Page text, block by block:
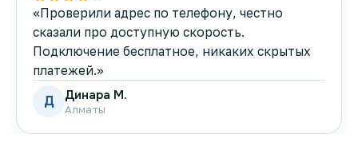
«Проверили адрес по телефону, честно
сказали про доступную скорость.
Подключение бесплатное, никаких скрытых
платежей.»
Д Динара М.
Алматы